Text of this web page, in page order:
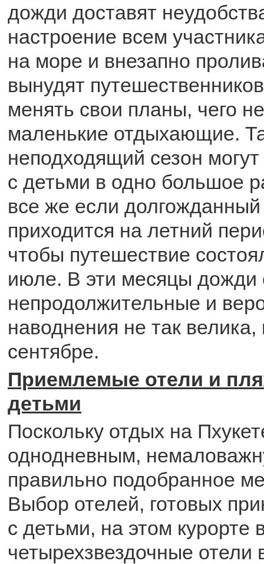
дожди доставят
настроение всем
на море и внезапно
вынудят
менять свои планы, чего
маленькие отдыхающие.
неподходящий сезон
с детьми в одно большое
все же если долгожданный
приходится на летний
чтобы путешествие
июле. В эти месяцы дожди
непродолжительные и
наводнения не так велика,
сентябре.
Приемлемые отели и
детьми
Поскольку отдых на
однодневным,
правильно подобранное
Выбор отелей, готовых
с детьми, на этом курорте
четырехзвездочные отели